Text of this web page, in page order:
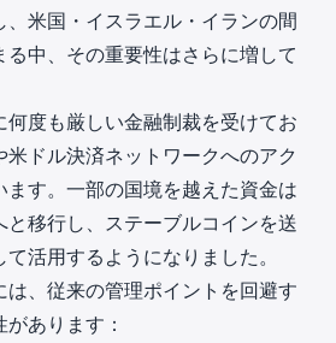
、米国・イスラエル・イランの間
る中、その重要性はさらに増して
何度も厳しい金融制裁を受けてお
米ドル決済ネットワークへのアク
ます。一部の国境を越えた資金は
と移行し、ステーブルコインを送
活用するようになりました。
は、従来の管理ポイントを回避す
あります：